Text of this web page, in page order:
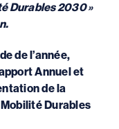
Durables 2030 »
de l’année,
Annuel et
de la
Durables